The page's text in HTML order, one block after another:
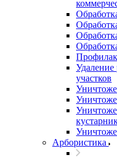
Удаление
участков
Арбористика